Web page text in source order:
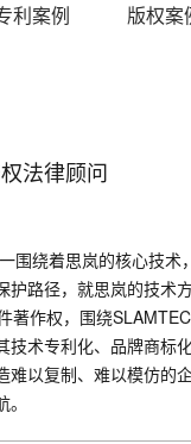
利案例 版权案
法律顾问
围绕着思岚的核心技术
护路径，就思岚的技术
著作权，围绕
技术专利化、品牌商标
难以复制、难以模仿的